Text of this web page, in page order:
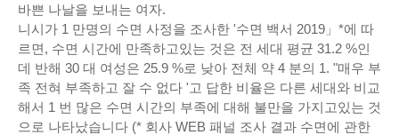
바쁜 나날을 보내는 여자.
니시가 1 만명의 수면 사정을 조사한 '수면 백서 2019」*에 따
르면, 수면 시간에 만족하고있는 것은 전 세대 평균 31.2 %인
데 반해 30 대 여성은 25.9 %로 낮아 전체 약 4 분의 1. "매우 부
족 전혀 부족하고 잘 수 없다 '고 답한 비율은 다른 세대와 비교
해서 1 번 많은 수면 시간의 부족에 대해 불만을 가지고있는 것
으로 나타났습니다 (* 회사 WEB 패널 조사 결과 수면에 관한